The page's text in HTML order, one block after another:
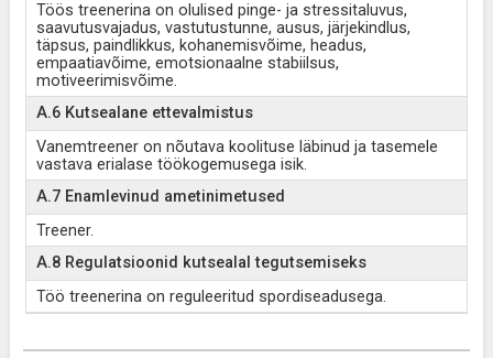
Töös treenerina on olulised pinge- ja stressitaluvus,
saavutusvajadus, vastutustunne, ausus, järjekindlus,
täpsus, paindlikkus, kohanemisvõime, headus,
empaatiavõime, emotsionaalne stabiilsus,
motiveerimisvõime.
A.6 Kutsealane ettevalmistus
Vanemtreener on nõutava koolituse läbinud ja tasemele
vastava erialase töökogemusega isik.
A.7 Enamlevinud ametinimetused
Treener.
A.8 Regulatsioonid kutsealal tegutsemiseks
Töö treenerina on reguleeritud spordiseadusega.